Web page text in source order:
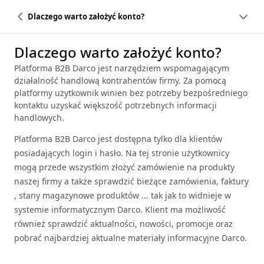
Dlaczego warto założyć konto?
Dlaczego warto założyć konto?
Platforma B2B Darco jest narzędziem wspomagającym
działalność handlową kontrahentów firmy. Za pomocą
platformy użytkownik winien bez potrzeby bezpośredniego
kontaktu uzyskać większość potrzebnych informacji
handlowych.
Platforma B2B Darco jest dostępna tylko dla klientów
posiadających login i hasło. Na tej stronie użytkownicy
mogą przede wszystkim złożyć zamówienie na produkty
naszej firmy a także sprawdzić bieżące zamówienia, faktury
, stany magazynowe produktów ... tak jak to widnieje w
systemie informatycznym Darco. Klient ma możliwość
również sprawdzić aktualności, nowości, promocje oraz
pobrać najbardziej aktualne materiały informacyjne Darco.